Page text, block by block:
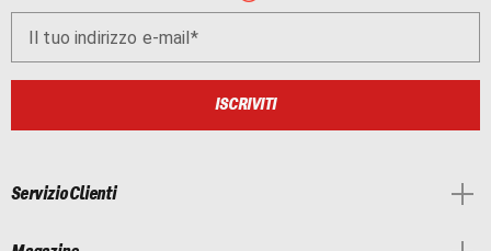
Il tuo indirizzo e-mail
ISCRIVITI
Servizio Clienti